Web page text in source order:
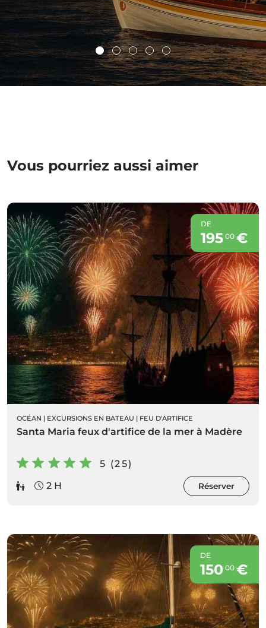
Vous pourriez aussi aimer
DE
195 00€
OCÉAN | EXCURSIONS EN BATEAU | FEU D'ARTIFICE
Santa Maria feux d'artifice de la mer à Madère
5 (25)
2 H
Réserver
DE
150 00€